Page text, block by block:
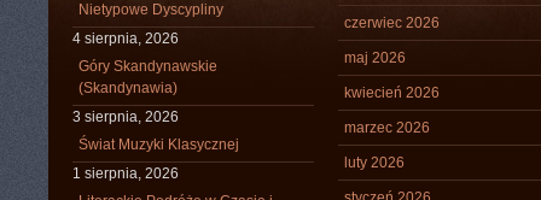
Nietypowe Dyscypliny
4 sierpnia, 2026
Góry Skandynawskie
(Skandynawia)
3 sierpnia, 2026
Świat Muzyki Klasycznej
1 sierpnia, 2026
czerwiec 2026
maj 2026
kwiecień 2026
marzec 2026
luty 2026